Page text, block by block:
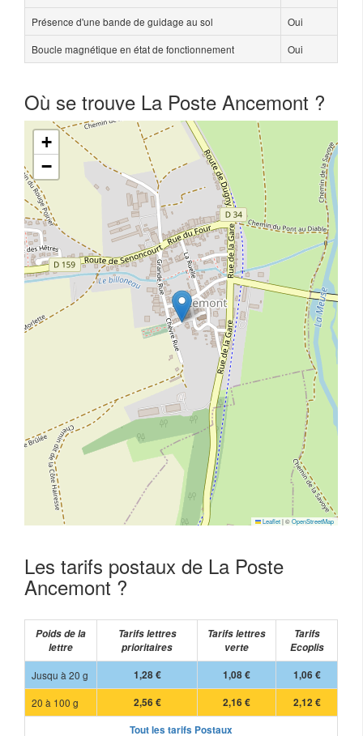
Présence d'une bande de guidage au sol
Oui
Boucle magnétique en état de fonctionnement
Oui
Où se trouve La Poste Ancemont ?
+
−
Leaflet|©OpenStreetMap
Les tarifs postaux de La Poste
Ancemont ?
Poids de la
lettre
Tarifs lettres
prioritaires
Tarifs lettres
verte
Tarifs
Ecoplis
Jusqu à 20 g
1,28 € 1,08 €
1,06 €
20 à 100 g
2,56 € 2,16 €
2,12 €
Tout les tarifs Postaux